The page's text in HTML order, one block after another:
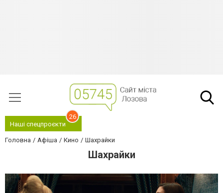
Наші спецпроєкти
26
Головна Афіша Кино Шахрайки
Шахрайки